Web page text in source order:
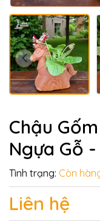
Chậu
Ngựa Gỗ
Tình trạng: Còn
Liên hệ